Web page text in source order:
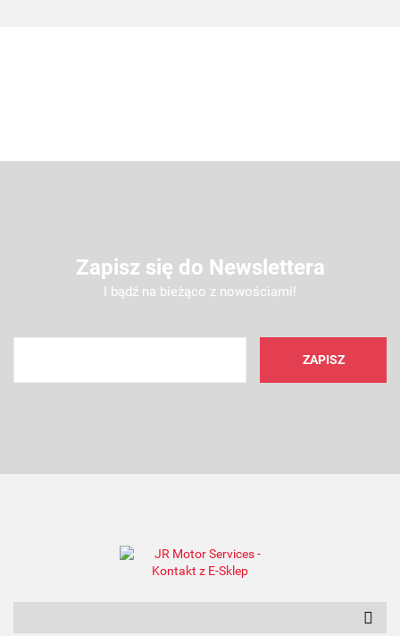
Zapisz się do Newslettera
I bądź na bieżąco z nowościami!